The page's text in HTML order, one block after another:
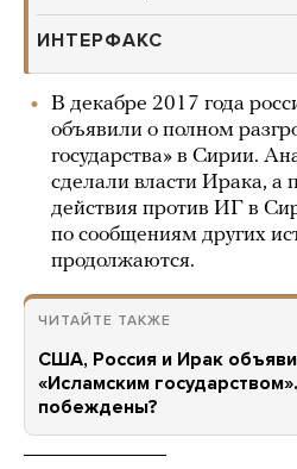
ИНТЕРФАКС
В декабре 2017 года
объявили о полном
государства» в Сирии.
сделали власти Ирака,
действия против ИГ в
по сообщениям других
продолжаются.
ЧИТАЙТЕ ТАКЖЕ
США, Россия и Ирак
«Исламским
побеждены?